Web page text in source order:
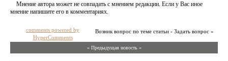
Мнение автора может не совпадать с мнением редакции. Если у Вас иное
мнение напишите его в комментариях.
Возник вопрос по теме статьи - Задать вопрос »
comments powered by
HyperComments
« Предыдущая новость «